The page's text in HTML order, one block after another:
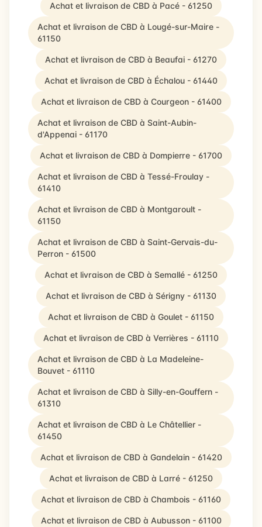
Achat et livraison de CBD à Pacé - 61250
Achat et livraison de CBD à Lougé-sur-Maire -
61150
Achat et livraison de CBD à Beaufai - 61270
Achat et livraison de CBD à Échalou - 61440
Achat et livraison de CBD à Courgeon - 61400
Achat et livraison de CBD à Saint-Aubin-
d'Appenai - 61170
Achat et livraison de CBD à Dompierre - 61700
Achat et livraison de CBD à Tessé-Froulay -
61410
Achat et livraison de CBD à Montgaroult -
61150
Achat et livraison de CBD à Saint-Gervais-du-
Perron - 61500
Achat et livraison de CBD à Semallé - 61250
Achat et livraison de CBD à Sérigny - 61130
Achat et livraison de CBD à Goulet - 61150
Achat et livraison de CBD à Verrières - 61110
Achat et livraison de CBD à La Madeleine-
Bouvet - 61110
Achat et livraison de CBD à Silly-en-Gouffern -
61310
Achat et livraison de CBD à Le Châtellier -
61450
Achat et livraison de CBD à Gandelain - 61420
Achat et livraison de CBD à Larré - 61250
Achat et livraison de CBD à Chambois - 61160
Achat et livraison de CBD à Aubusson - 61100